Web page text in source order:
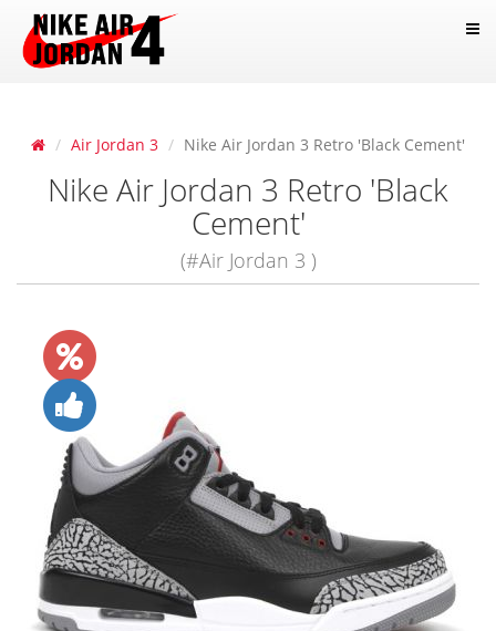
Air Jordan 3 Nike Air Jordan 3 Retro 'Black Cement'
Nike Air Jordan 3 Retro 'Black
Cement'
(#Air Jordan 3 )